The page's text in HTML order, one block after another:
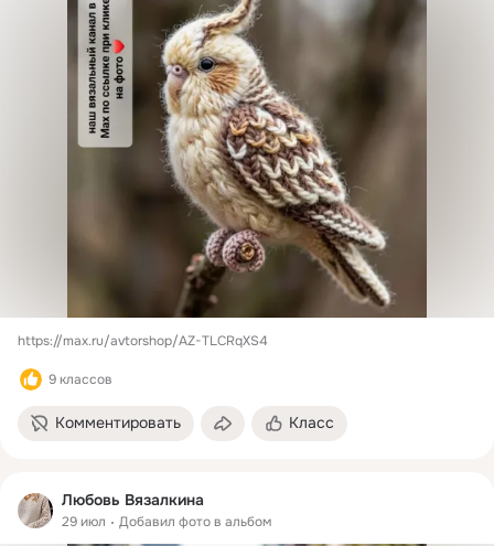
https://max.ru/avtorshop/AZ-TLCRqXS4
9 классов
Комментировать Класс
Любовь Вязалкина
29 июл Добавил фото в альбом